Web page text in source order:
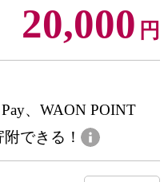
20,000 円
、WAON POINT
できる！